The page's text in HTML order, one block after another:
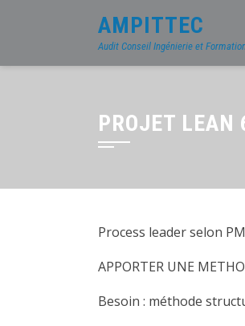
AMPITTEC
Audit Conseil Ingénierie et
PROJET LEAN
Process leader selon
APPORTER UNE
Besoin : méthode